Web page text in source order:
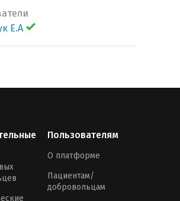
Е.А
Пользователям
О платформе
Пациентам/
добровольцам